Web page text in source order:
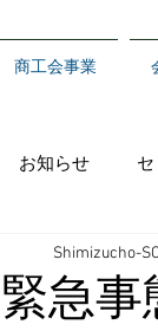
商工会事業
お知らせ
緊急
Shimizucho-